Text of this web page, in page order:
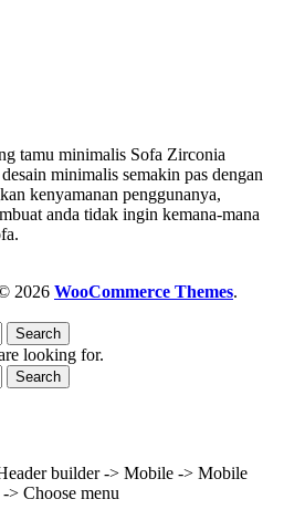
tamu minimalis Sofa Zirconia
minimalis semakin pas dengan
kenyamanan penggunanya,
anda tidak ingin kemana-mana
2026 WooCommerce Themes.
Search
looking for.
Search
builder -> Mobile -> Mobile
> Choose menu